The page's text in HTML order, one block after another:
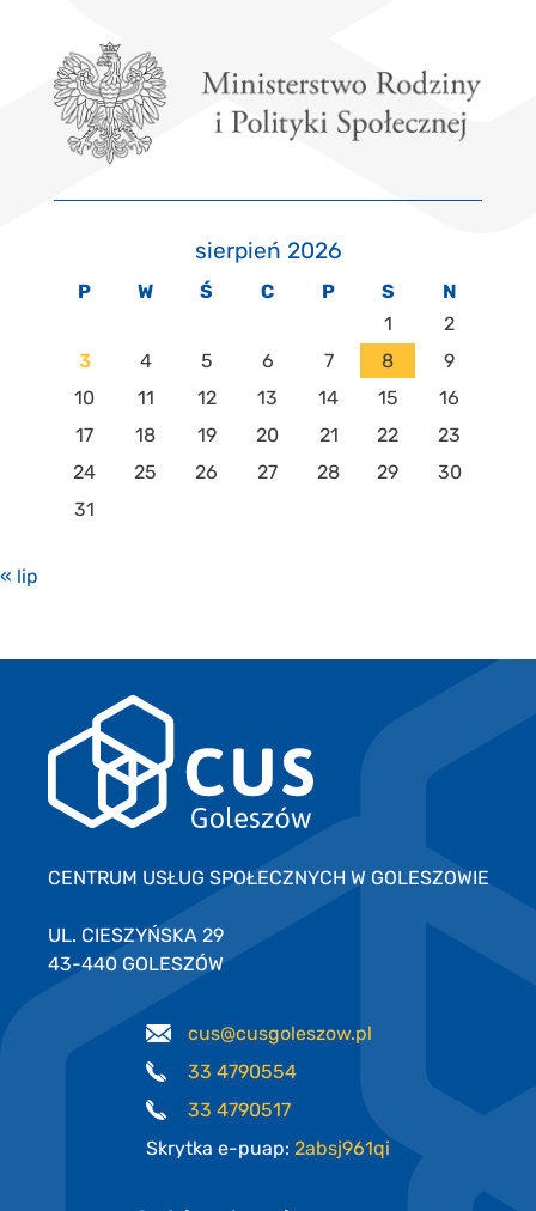
sierpień 2026
P W Ś C P S
N
1
2
3
4 5 6 7 8
9
10
11 12 13 14 15
16
17
18 19 20 21 22
23
24
25 26 27 28 29
30
31
« lip
CENTRUM USŁUG SPOŁECZNYCH W GOLESZOWIE
UL. CIESZYŃSKA 29
43-440 GOLESZÓW
cus@cusgoleszow.pl
33 4790554
33 4790517
Skrytka e-puap: 2absj961qi